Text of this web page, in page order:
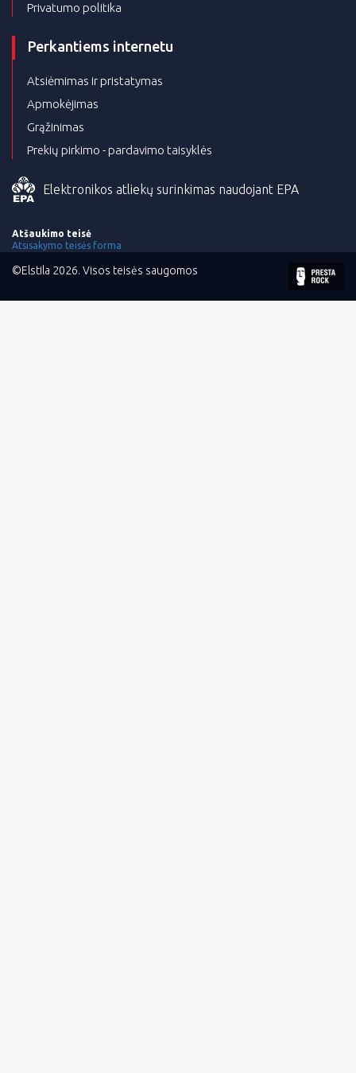
Privatumo politika
Perkantiems internetu
Atsiėmimas ir pristatymas
Apmokėjimas
Grąžinimas
Prekių pirkimo - pardavimo taisyklės
Elektronikos atliekų surinkimas naudojant EPA
Atšaukimo teisė
Atsisakymo teisės forma
©Elstila 2026. Visos teisės saugomos